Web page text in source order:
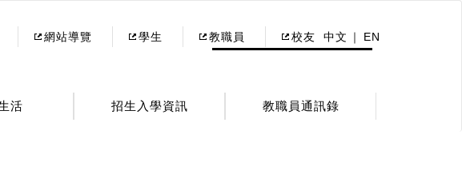
網站導覽 學生 教職員 校友 中文 EN
活 招生入學資訊 教職員通訊錄